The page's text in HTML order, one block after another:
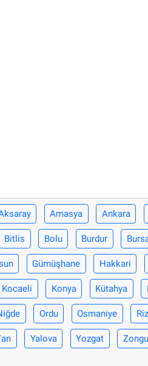
Amasya Ankara
Bitlis Bolu Burdur
Gümüşhane Hakkari
Kocaeli Konya Kütahya
Ordu Osmaniye
Yalova Yozgat